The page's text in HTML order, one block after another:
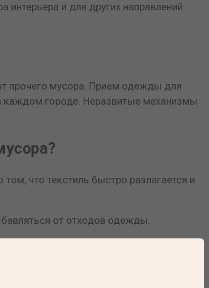
и для других направлений
прочего мусора. Прием одежды для
каждом городе. Неразвитые механизмы
что текстиль быстро разлагается и
от отходов одежды.